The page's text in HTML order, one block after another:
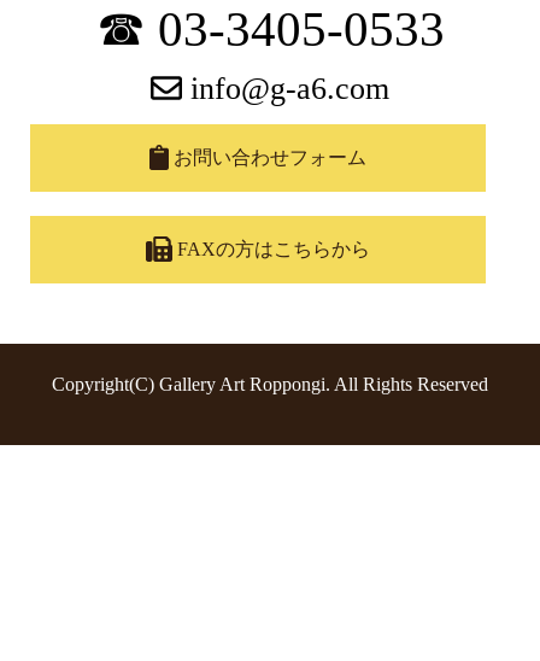
☎ 03-3405-0533
info@g-a6.com
お問い合わせフォーム
FAXの方はこちらから
Copyright(C) Gallery Art Roppongi. All Rights Reserved